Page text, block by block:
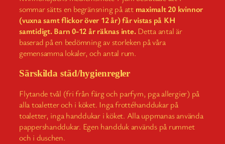
sommar sätts en begränsning på att maximalt 20 kvinnor
(vuxna samt flickor över 12 år) får vistas på KH
samtidigt. Barn 0-12 år räknas inte.Detta antal är
baserad på en bedömning av storleken på våra
gemensamma lokaler, och antal rum.
Särskilda städ/hygienregler
Flytande tvål (fri från färg och parfym, pga allergier) på
alla toaletter och i köket. Inga frottéhanddukar på
toaletter, inga handdukar i köket. Alla uppmanas använda
pappershanddukar. Egen handduk används på rummet
och i duschen.